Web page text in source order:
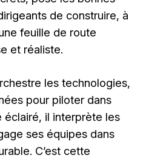
de construire, à
feuille de route
et réaliste.
les technologies,
pour piloter dans
éclairé, il interprète les
ses équipes dans
C’est cette